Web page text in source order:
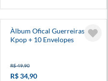
Àlbum Ofical Guerreiras Do
Kpop + 10 Envelopes
R$ 49,90
R$ 34,90